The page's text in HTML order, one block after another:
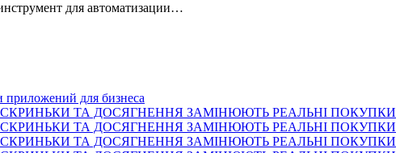
для автоматизации…
для бизнеса
СКРИНЬКИ ТА ДОСЯГНЕННЯ ЗАМІНЮЮТЬ РЕАЛЬНІ ПОКУПКИ
СКРИНЬКИ ТА ДОСЯГНЕННЯ ЗАМІНЮЮТЬ РЕАЛЬНІ ПОКУПКИ
СКРИНЬКИ ТА ДОСЯГНЕННЯ ЗАМІНЮЮТЬ РЕАЛЬНІ ПОКУПКИ